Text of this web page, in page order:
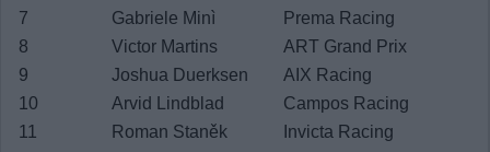
7
Gabriele Minì
Prema Racing
8
Victor Martins
ART Grand Prix
9
Joshua Duerksen
AIX Racing
10
Arvid Lindblad
Campos Racing
11
Roman Staněk
Invicta Racing